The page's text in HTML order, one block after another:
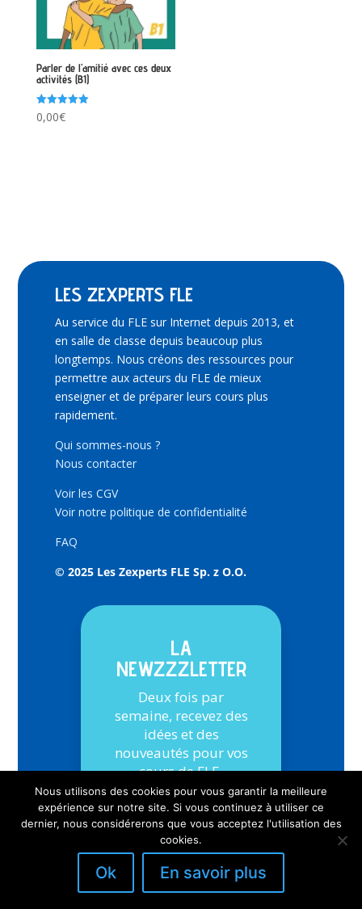
Parler de l’amitié avec ces deux
activités (B1)
Note
5.00
0,00€
LES ZEXPERTS FLE
Au service du FLE sur Internet depuis 2013, et
en salle de classe depuis beaucoup plus
longtemps. Nous créons des ressources pour
permettre aux acteurs du FLE de mieux
enseigner et de préparer leurs cours plus
rapidement.
Qui sommes-nous ?
Nous contacter
Voir les CGV
Voir notre politique de confidentialité
FAQ
© 2025 Les Zexperts FLE Sp. z O.O.
LA
NEWZZZLETTER
Deux fois par
semaine, recevez des
idées et des
nouveautés pour vos
cours de FLE.
S'inscrire
Nous utilisons des cookies pour vous garantir la meilleure
expérience sur notre site. Si vous continuez à utiliser ce
dernier, nous considérerons que vous acceptez l'utilisation des
cookies.
Ok En savoir plus